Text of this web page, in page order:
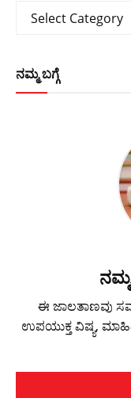
Categories
Select Category
ನಮ್ಮ ಬಗ್ಗೆ
ಈ ಜಾಲತಾಣವು
ಉಪಯುಕ್ತ ವಿಷ್ಯ,